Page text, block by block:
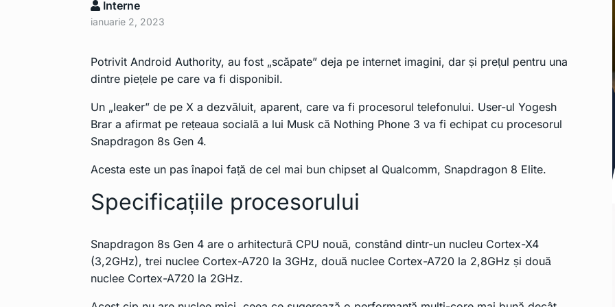
Interne
ianuarie 2, 2023
Potrivit Android Authority, au fost „scăpate” deja pe internet imagini, dar și prețul pentru una
dintre piețele pe care va fi disponibil.
Un „leaker” de pe X a dezvăluit, aparent, care va fi procesorul telefonului. User-ul Yogesh
Brar a afirmat pe rețeaua socială a lui Musk că Nothing Phone 3 va fi echipat cu procesorul
Snapdragon 8s Gen 4.
Acesta este un pas înapoi față de cel mai bun chipset al Qualcomm, Snapdragon 8 Elite.
Specificațiile procesorului
Snapdragon 8s Gen 4 are o arhitectură CPU nouă, constând dintr-un nucleu Cortex-X4
(3,2GHz), trei nuclee Cortex-A720 la 3GHz, două nuclee Cortex-A720 la 2,8GHz și două
nuclee Cortex-A720 la 2GHz.